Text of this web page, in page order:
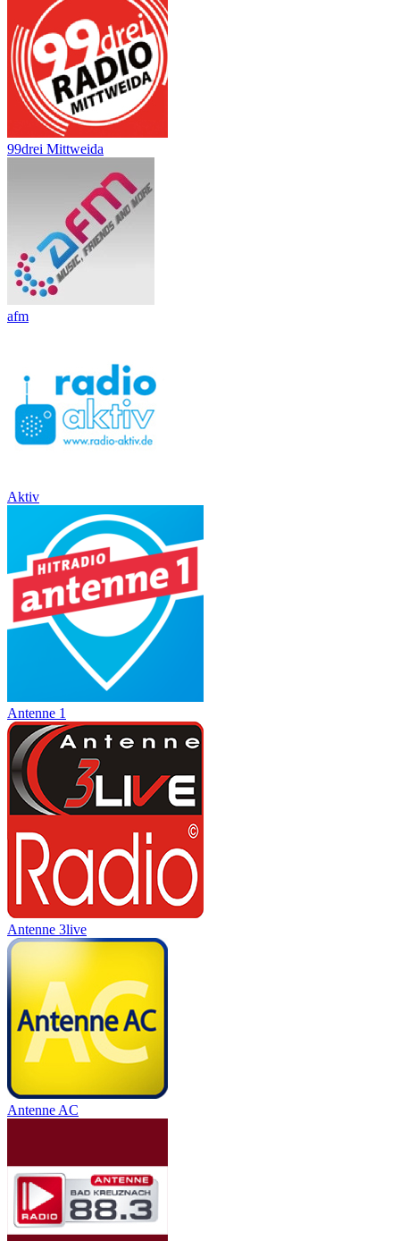
99drei Mittweida
afm
Aktiv
Antenne 1
Antenne 3live
Antenne AC